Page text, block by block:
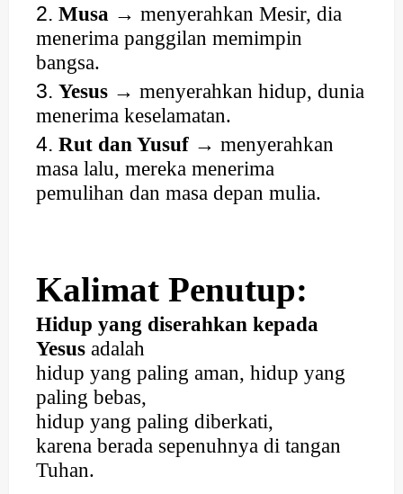
Musa → menyerahkan Mesir, dia
menerima panggilan memimpin
bangsa.
Yesus → menyerahkan hidup, dunia
menerima keselamatan.
Rut dan Yusuf → menyerahkan
masa lalu, mereka menerima
pemulihan dan masa depan mulia.
Kalimat Penutup:
Hidup yang diserahkan kepada
Yesus adalah
hidup yang paling aman, hidup yang
paling bebas,
hidup yang paling diberkati,
karena berada sepenuhnya di tangan
Tuhan.